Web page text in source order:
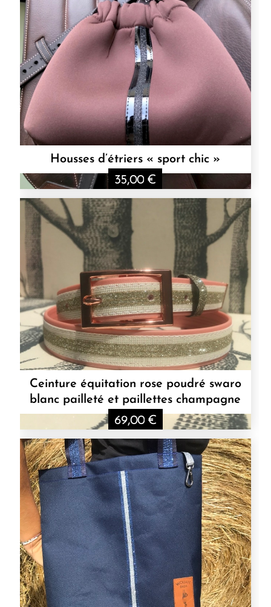
Housses d’étriers « sport chic »
35,00 €
Ceinture équitation rose poudré swaro
blanc pailleté et paillettes champagne
69,00 €